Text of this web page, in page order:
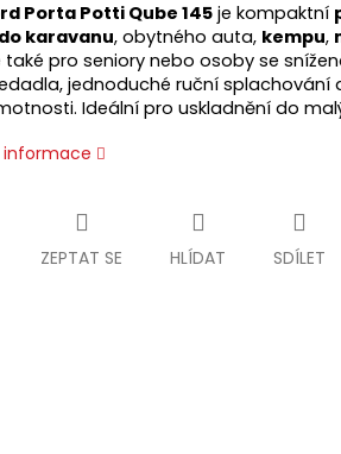
Porta Potti Qube 145 je kompaktní
do karavanu, obytného auta, kempu,
pro seniory nebo osoby se
jednoduché ruční splachování
Ideální pro uskladnění do
informace
ZEPTAT SE HLÍDAT SDÍLET